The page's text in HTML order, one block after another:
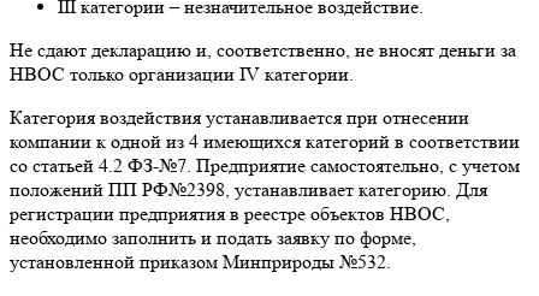
III категории – незначительное воздействие.
Не сдают декларацию и, соответственно, не вносят деньги за
НВОС только организации IV категории.
Категория воздействия устанавливается при отнесении
компании к одной из 4 имеющихся категорий в соответствии
со статьей 4.2 ФЗ-№7. Предприятие самостоятельно, с учетом
положений ПП РФ№2398, устанавливает категорию. Для
регистрации предприятия в реестре объектов НВОС,
необходимо заполнить и подать заявку по форме,
установленной приказом Минприроды №532.